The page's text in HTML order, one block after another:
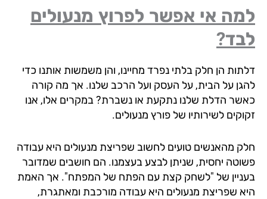
אי אפשר לפרוץ מנעולים
הן חלק בלתי נפרד מחיינו, והן משמשות אותנו כדי
על הבית, על העסק ועל הרכב שלנו. אך מה קורה
הדלת שלנו נתקעת או נשברת? במקרים אלו, אנו
לשירותיו של פורץ מנעולים.
מהאנשים טועים לחשוב שפריצת מנעולים היא עבודה
יחסית, שניתן לבצע בעצמנו. הם חושבים שמדובר
של "לשחק קצת עם הפתח של המפתח". אך האמת
שפריצת מנעולים היא עבודה מורכבת ומאתגרת,